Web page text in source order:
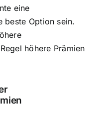
eine
beste Option sein.
höhere Prämien